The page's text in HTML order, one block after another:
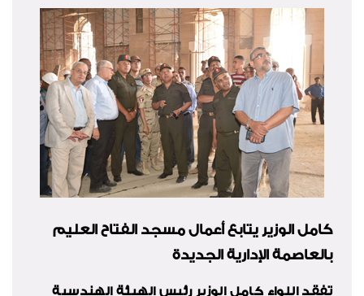
كامل الوزير يتابع أعمال مسجد الفتاح العليم
بالعاصمة الإدارية الجديدة
تفقد اللواء كامل الوزير رئيس الهيئة الهندسية